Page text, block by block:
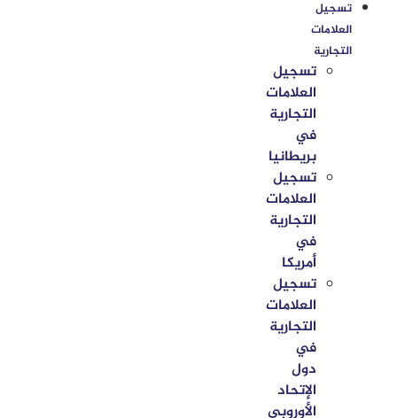
تسجيل
العلامات
التجارية
تسجيل
العلامات
التجارية
في
بريطانيا
تسجيل
العلامات
التجارية
في
أمريكا
تسجيل
العلامات
التجارية
في
دول
الإتحاد
الأوروبي